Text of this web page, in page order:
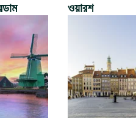
ওয়ারশ